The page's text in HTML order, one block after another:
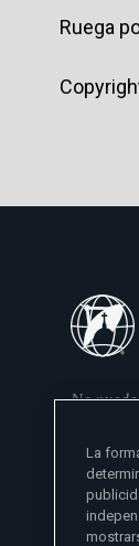
Ruega
No
- Madre
La